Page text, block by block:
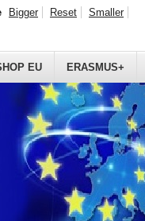
EU ERASMUS+
Bigger Reset Smaller